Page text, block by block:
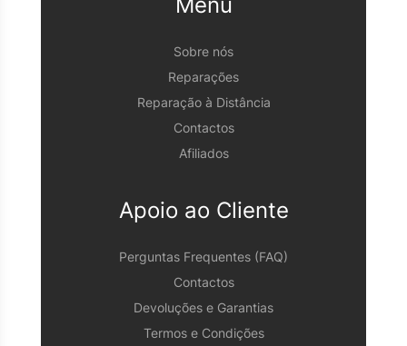
Sobre nós
Reparações
Reparação à Distância
Contactos
Afiliados
Apoio ao Cliente
Perguntas Frequentes (FAQ)
Contactos
Devoluções e Garantias
Termos e Condições